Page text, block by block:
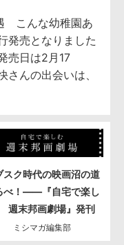
こんな幼稚園あ
発売となりました
売日は2月17
さんの出会いは、
スク時代の映画沼の道
べ！――『自宅で楽し
週末邦画劇場』発刊
ミシマガ編集部